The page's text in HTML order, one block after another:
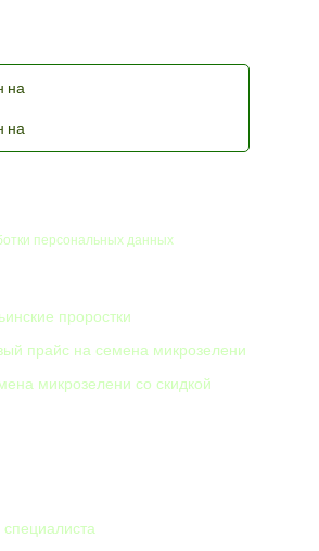
на
на
персональных данных
проростки
прайс на семена микрозелени
микрозелени со скидкой
специалиста